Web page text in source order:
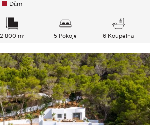
Dům
2 800 m² 5 Pokoje 6 Koupelna